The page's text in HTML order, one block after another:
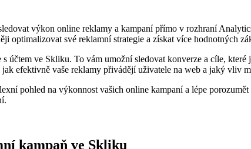
výkon online reklamy a kampaní přímo v rozhraní
optimalizovat své reklamní strategie a získat více hodnotných
ve Skliku. To vám umožní sledovat konverze a cíle, které
efektivně vaše reklamy přivádějí uživatele na web a jaký vliv
pohled na výkonnost vašich online kampaní a lépe
kampaň ve Skliku